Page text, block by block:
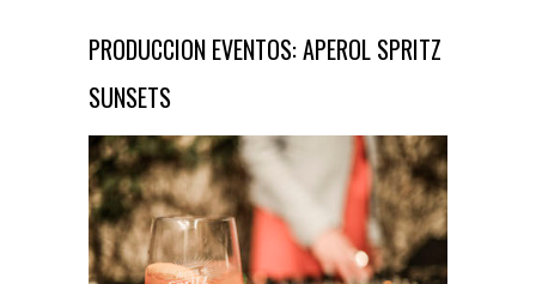
PRODUCCION EVENTOS: APEROL SPRITZ
SUNSETS